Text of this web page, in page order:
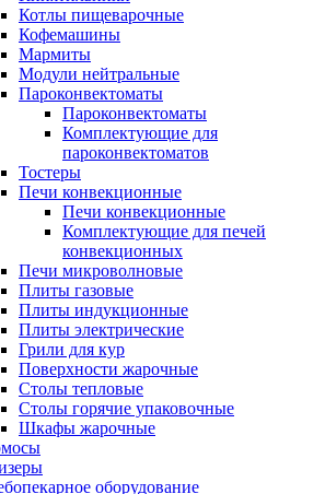
Котлы пищеварочные
Кофемашины
Мармиты
Модули нейтральные
Пароконвектоматы
Пароконвектоматы
Комплектующие для
пароконвектоматов
Тостеры
Печи конвекционные
Печи конвекционные
Комплектующие для печей
конвекционных
Печи микроволновые
Плиты газовые
Плиты индукционные
Плиты электрические
Грили для кур
Поверхности жарочные
Столы тепловые
Столы горячие упаковочные
Шкафы жарочные
оборудование